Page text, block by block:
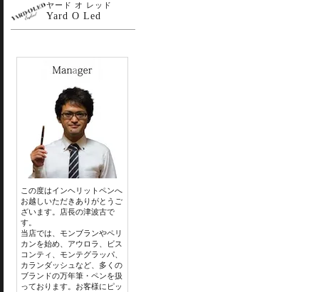
ヤード オ レッド
Yard O Led
この度はインヘリットペンへ
お越しいただきありがとうご
ざいます。店長の津波古で
す。
当店では、モンブランやペリ
カンを始め、アウロラ、ビス
コンティ、モンテグラッパ、
カランダッシュなど、多くの
ブランドの万年筆・ペンを扱
っております。お客様にピッ